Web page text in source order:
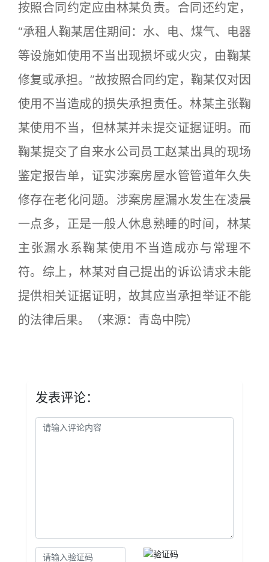
按照合同约定应由林某负责。合同还约定，
“承租人鞠某居住期间：水、电、煤气、电器
等设施如使用不当出现损坏或火灾，由鞠某
修复或承担。”故按照合同约定，鞠某仅对因
使用不当造成的损失承担责任。林某主张鞠
某使用不当，但林某并未提交证据证明。而
鞠某提交了自来水公司员工赵某出具的现场
鉴定报告单，证实涉案房屋水管管道年久失
修存在老化问题。涉案房屋漏水发生在凌晨
一点多，正是一般人休息熟睡的时间，林某
主张漏水系鞠某使用不当造成亦与常理不
符。综上，林某对自己提出的诉讼请求未能
提供相关证据证明，故其应当承担举证不能
的法律后果。
（来源：青岛中院）
发表评论：